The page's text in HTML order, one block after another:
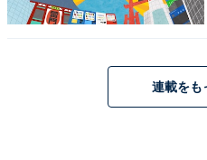
分けることができそうです
ると思う」（40代女性／佐
似合いそうだから」（20代
連載をも